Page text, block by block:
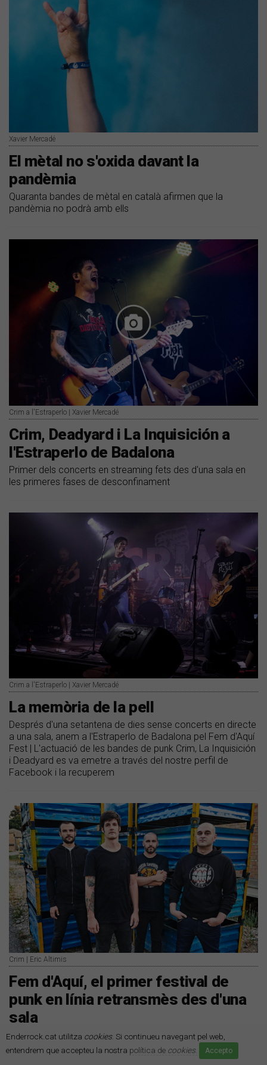
Enderrock.cat utilitza cookies. Si continueu navegant pel web,
entendrem que accepteu la nostra política de cookies. Accepto
Xavier Mercadé
El mètal no s'oxida davant la
pandèmia
Quaranta bandes de mètal en català afirmen que la
pandèmia no podrà amb ells
Crim a l'Estraperlo | Xavier Mercadé
Crim, Deadyard i La Inquisición a
l'Estraperlo de Badalona
Primer dels concerts en streaming fets des d'una sala en
les primeres fases de desconfinament
Crim a l'Estraperlo | Xavier Mercadé
La memòria de la pell
Després d'una setantena de dies sense concerts en directe
a una sala, anem a l'Estraperlo de Badalona pel Fem d'Aquí
Fest | L'actuació de les bandes de punk Crim, La Inquisición
i Deadyard es va emetre a través del nostre perfil de
Facebook i la recuperem
Crim | Eric Altimis
Fem d'Aquí, el primer festival de
punk en línia retransmès des d'una
sala
El festival portarà a Crim, La Inquisión i Deadyard a la sala
Estraperlo | Les actuacions es podran seguir des del
Facebook d'Enderrock aquest dissabte a les 18 h